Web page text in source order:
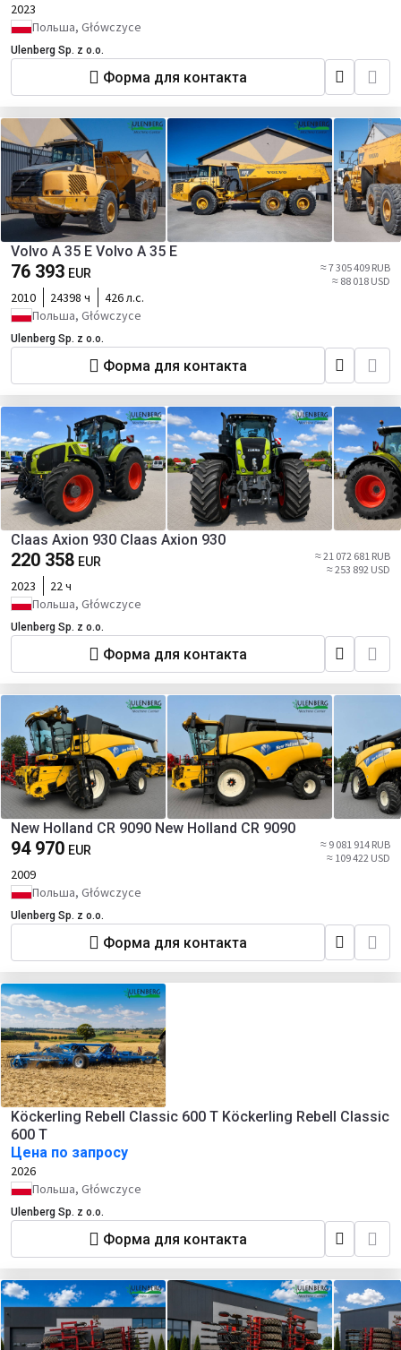
2023
Польша, Główczyce
Ulenberg Sp. z o.o.
Форма для контакта
Volvo A 35 E Volvo A 35 E
76 393 EUR
≈ 7 305 409 RUB
≈ 88 018 USD
2010 24398 ч
426 л.с.
Польша, Główczyce
Ulenberg Sp. z o.o.
Форма для контакта
Claas Axion 930 Claas Axion 930
220 358 EUR
≈ 21 072 681 RUB
≈ 253 892 USD
2023
22 ч
Польша, Główczyce
Ulenberg Sp. z o.o.
Форма для контакта
New Holland CR 9090 New Holland CR 9090
94 970 EUR
≈ 9 081 914 RUB
≈ 109 422 USD
2009
Польша, Główczyce
Ulenberg Sp. z o.o.
Форма для контакта
Köckerling Rebell Classic 600 T Köckerling Rebell Classic
600 T
Цена по запросу
2026
Польша, Główczyce
Ulenberg Sp. z o.o.
Форма для контакта